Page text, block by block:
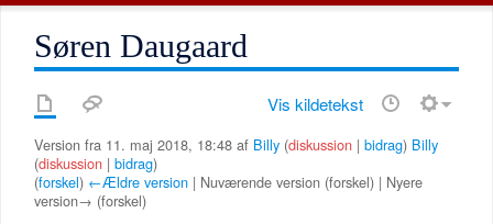
Søren Daugaard
Vis kildetekst
Version fra 11. maj 2018, 18:48 af Billy (diskussion |bidrag) Billy
(diskussion |bidrag)
(forskel) ←Ældre version | Nuværende version (forskel) | Nyere
version→ (forskel)